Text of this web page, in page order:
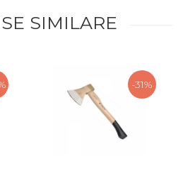
SIMILARE
-31%